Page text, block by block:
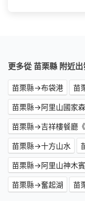
更多從 苗栗縣 附近
苗栗縣→布袋港
苗
苗栗縣→阿里山國家
苗栗縣→十方山水
苗栗縣→阿里山神木
苗栗縣→奮起湖
苗